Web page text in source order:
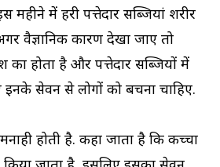
में हरी पत्तेदार सब्जियां शरीर
वैज्ञानिक कारण देखा जाए तो
का होता है और पत्तेदार सब्जियों में
सेवन से लोगों को बचना चाहिए.
होती है. कहा जाता है कि कच्चा